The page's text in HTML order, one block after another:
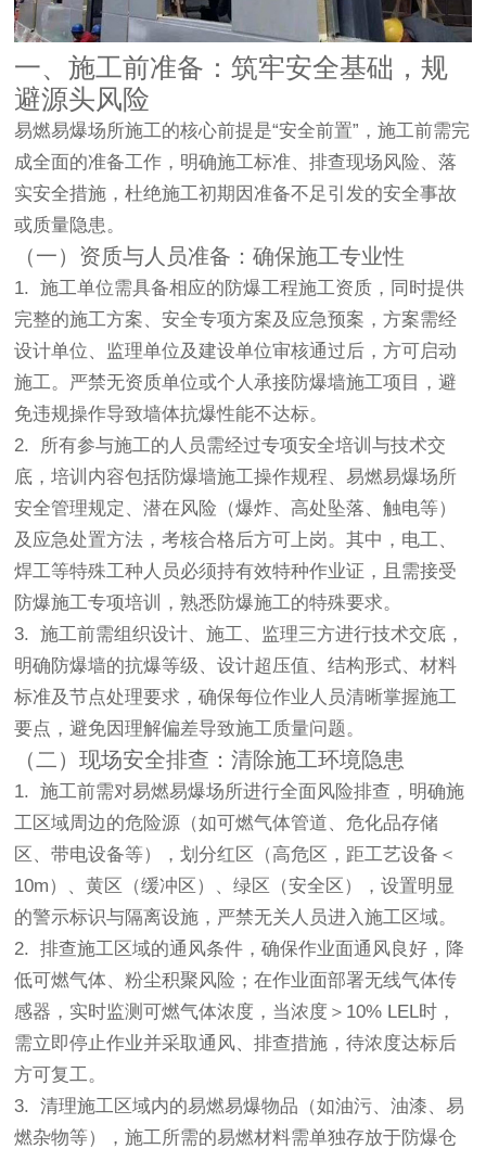
一、施工前准备：筑牢安全基础，规
避源头风险
易燃易爆场所施工的核心前提是“安全前置”，施工前需完
成全面的准备工作，明确施工标准、排查现场风险、落
实安全措施，杜绝施工初期因准备不足引发的安全事故
或质量隐患。
（一）资质与人员准备：确保施工专业性
1. 施工单位需具备相应的防爆工程施工资质，同时提供
完整的施工方案、安全专项方案及应急预案，方案需经
设计单位、监理单位及建设单位审核通过后，方可启动
施工。严禁无资质单位或个人承接防爆墙施工项目，避
免违规操作导致墙体抗爆性能不达标。
2. 所有参与施工的人员需经过专项安全培训与技术交
底，培训内容包括防爆墙施工操作规程、易燃易爆场所
安全管理规定、潜在风险（爆炸、高处坠落、触电等）
及应急处置方法，考核合格后方可上岗。其中，电工、
焊工等特殊工种人员必须持有效特种作业证，且需接受
防爆施工专项培训，熟悉防爆施工的特殊要求。
3. 施工前需组织设计、施工、监理三方进行技术交底，
明确防爆墙的抗爆等级、设计超压值、结构形式、材料
标准及节点处理要求，确保每位作业人员清晰掌握施工
要点，避免因理解偏差导致施工质量问题。
（二）现场安全排查：清除施工环境隐患
1. 施工前需对易燃易爆场所进行全面风险排查，明确施
工区域周边的危险源（如可燃气体管道、危化品存储
区、带电设备等），划分红区（高危区，距工艺设备＜
10m）、黄区（缓冲区）、绿区（安全区），设置明显
的警示标识与隔离设施，严禁无关人员进入施工区域。
2. 排查施工区域的通风条件，确保作业面通风良好，降
低可燃气体、粉尘积聚风险；在作业面部署无线气体传
感器，实时监测可燃气体浓度，当浓度＞10% LEL时，
需立即停止作业并采取通风、排查措施，待浓度达标后
方可复工。
3. 清理施工区域内的易燃易爆物品（如油污、油漆、易
燃杂物等），施工所需的易燃材料需单独存放于防爆仓